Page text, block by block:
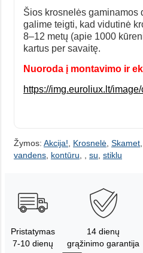
Šios krosnelės gaminamos
galime teigti, kad vidutinė
8–12 metų (apie 1000
kartus per savaitę.
Nuoroda į montavimo ir
https://img.euroliux.lt/
Žymos: Akcija! Krosnelė Skamet
vandens kontūru su stiklu
Pristatymas
7-10 dienų
14 dienų
grąžinimo garantija